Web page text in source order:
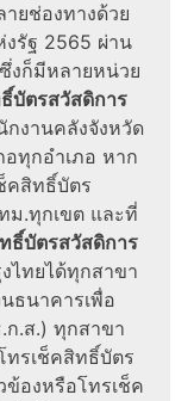
ายช่องทางด้วย
รัฐ 2565 ผ่าน
งก็มีหลายหน่วย
บัตรสวัสดิการ
กงานคลังจังหวัด
ทุกอำเภอ หาก
คสิทธิ์บัตร
ม.ทุกเขต และที่
ธิ์บัตรสวัสดิการ
ไทยได้ทุกสาขา
ธนาคารเพื่อ
ก.ส.) ทุกสาขา
ทรเช็คสิทธิ์บัตร
ข้องหรือโทรเช็ค